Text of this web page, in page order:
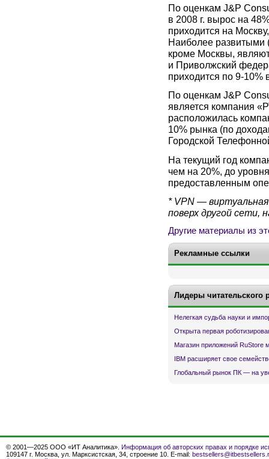
По оценкам J&P
в 2008 г. вырос на
приходится на
Наиболее развитыми
кроме Москвы,
и Приволжский
приходится по 9-10%
По оценкам J&P
является компания
расположилась
10% рынка (по
Городской
На текущий год
чем на 20%, до
предоставленным
* VPN —
поверх другой сети,
Другие материалы из
Рекламные ссылки
Лидеры читательского
Нелегкая судьба науки и
Открыта первая
Магазин приложений RuStore
IBM расширяет свое
Глобальный рынок ПК — на
© 2001—2025 ООО «ИТ Аналитика». Информация об авторских правах и порядке
109147 г. Москва, ул. Марксистская, 34, строение 10. E-mail: